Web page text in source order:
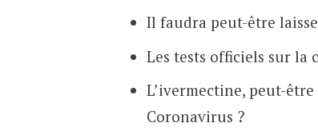
Il faudra peut-être
Les tests officiels sur la
L’ivermectine, peut-
Coronavirus ?